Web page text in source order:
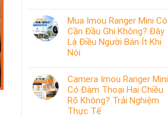
Mua Imou Ranger Mini Có
Cần Đầu Ghi Không? Đây
Là Điều Người Bán Ít Khi
Nói
Camera Imou Ranger Mini
Có Đàm Thoại Hai Chiều
Rõ Không? Trải Nghiệm
Thực Tế